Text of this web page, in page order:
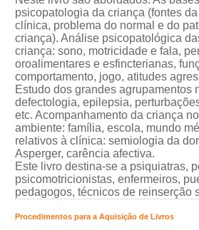
psicopatologia da criança (fontes
clínica, problema do normal e do
criança). Análise psicopatológica
criança: sono, motricidade e fala,
oroalimentares e esfincterianas,
comportamento, jogo, atitudes
Estudo dos grandes agrupamentos
defectologia, epilepsia,
etc. Acompanhamento da criança
ambiente: família, escola, mundo
relativos à clínica: semiologia da
Asperger, carência afectiva.
Este livro destina-se a psiquiatras,
psicomotricionistas, enfermeiros,
pedagogos, técnicos de reinserção
Procedimentos para a Aquisição de Livros